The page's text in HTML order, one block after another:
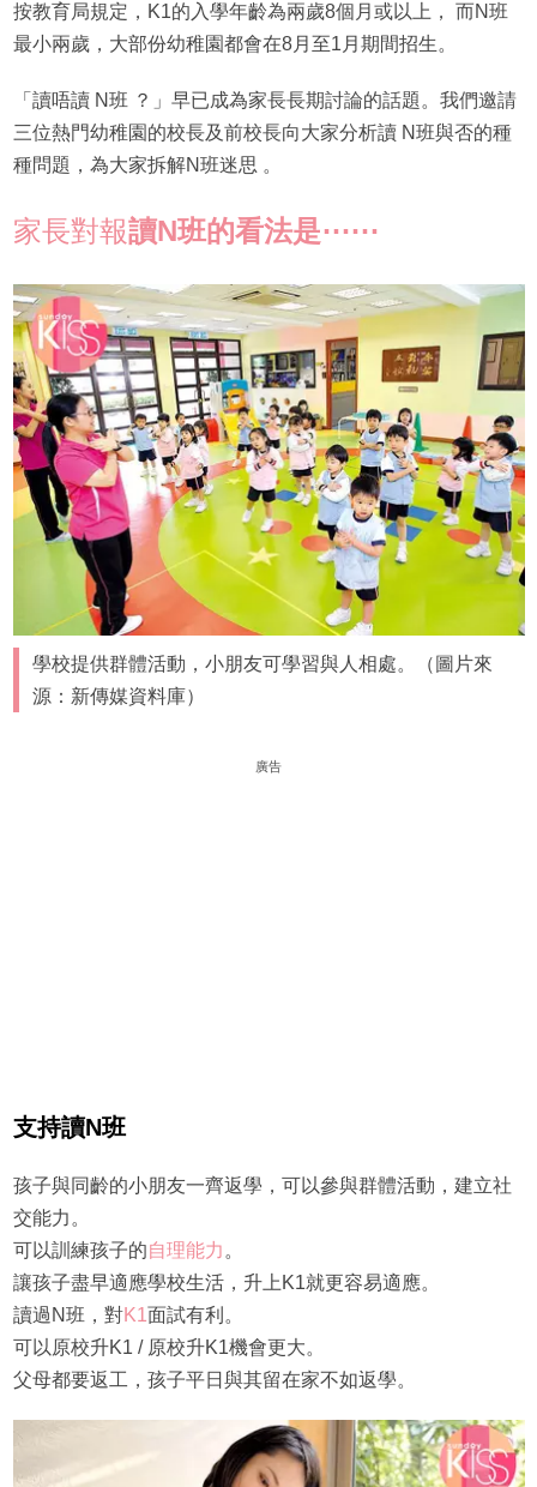
按教育局規定，K1的入學年齡為兩歲8個月或以上， 而N班
最小兩歲，大部份幼稚園都會在8月至1月期間招生。
「讀唔讀 N班 ？」早已成為家長長期討論的話題。我們邀請
三位熱門幼稚園的校長及前校長向大家分析讀 N班與否的種
種問題，為大家拆解N班迷思 。
家長對報讀N班的看法是⋯⋯
學校提供群體活動，小朋友可學習與人相處。（圖片來
源：新傳媒資料庫）
廣告
支持讀N班
孩子與同齡的小朋友一齊返學，可以參與群體活動，建立社
交能力。
可以訓練孩子的自理能力 。
讓孩子盡早適應學校生活，升上K1就更容易適應。
讀過N班，對K1面試有利。
可以原校升K1 / 原校升K1機會更大。
父母都要返工，孩子平日與其留在家不如返學。